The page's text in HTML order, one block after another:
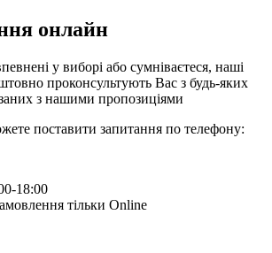
онлайн
у виборі або сумніваєтеся, наші
проконсультують Вас з будь-яких
з нашими пропозиціями
поставити запитання по телефону:
18:00
тільки Online